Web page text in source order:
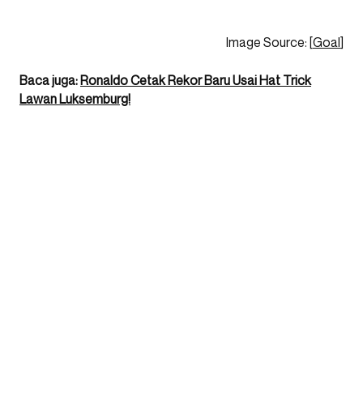
Image Source: [Goal]
Baca juga: Ronaldo Cetak Rekor Baru Usai Hat Trick
Lawan Luksemburg!